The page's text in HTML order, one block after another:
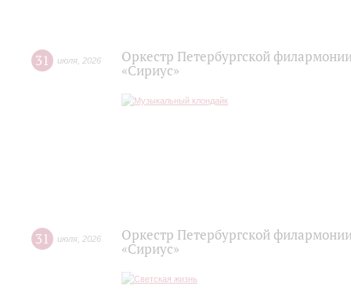
31 июля 2026
Оркестр Петербургской
«Сириус»
31 июля 2026
Оркестр Петербургской
«Сириус»